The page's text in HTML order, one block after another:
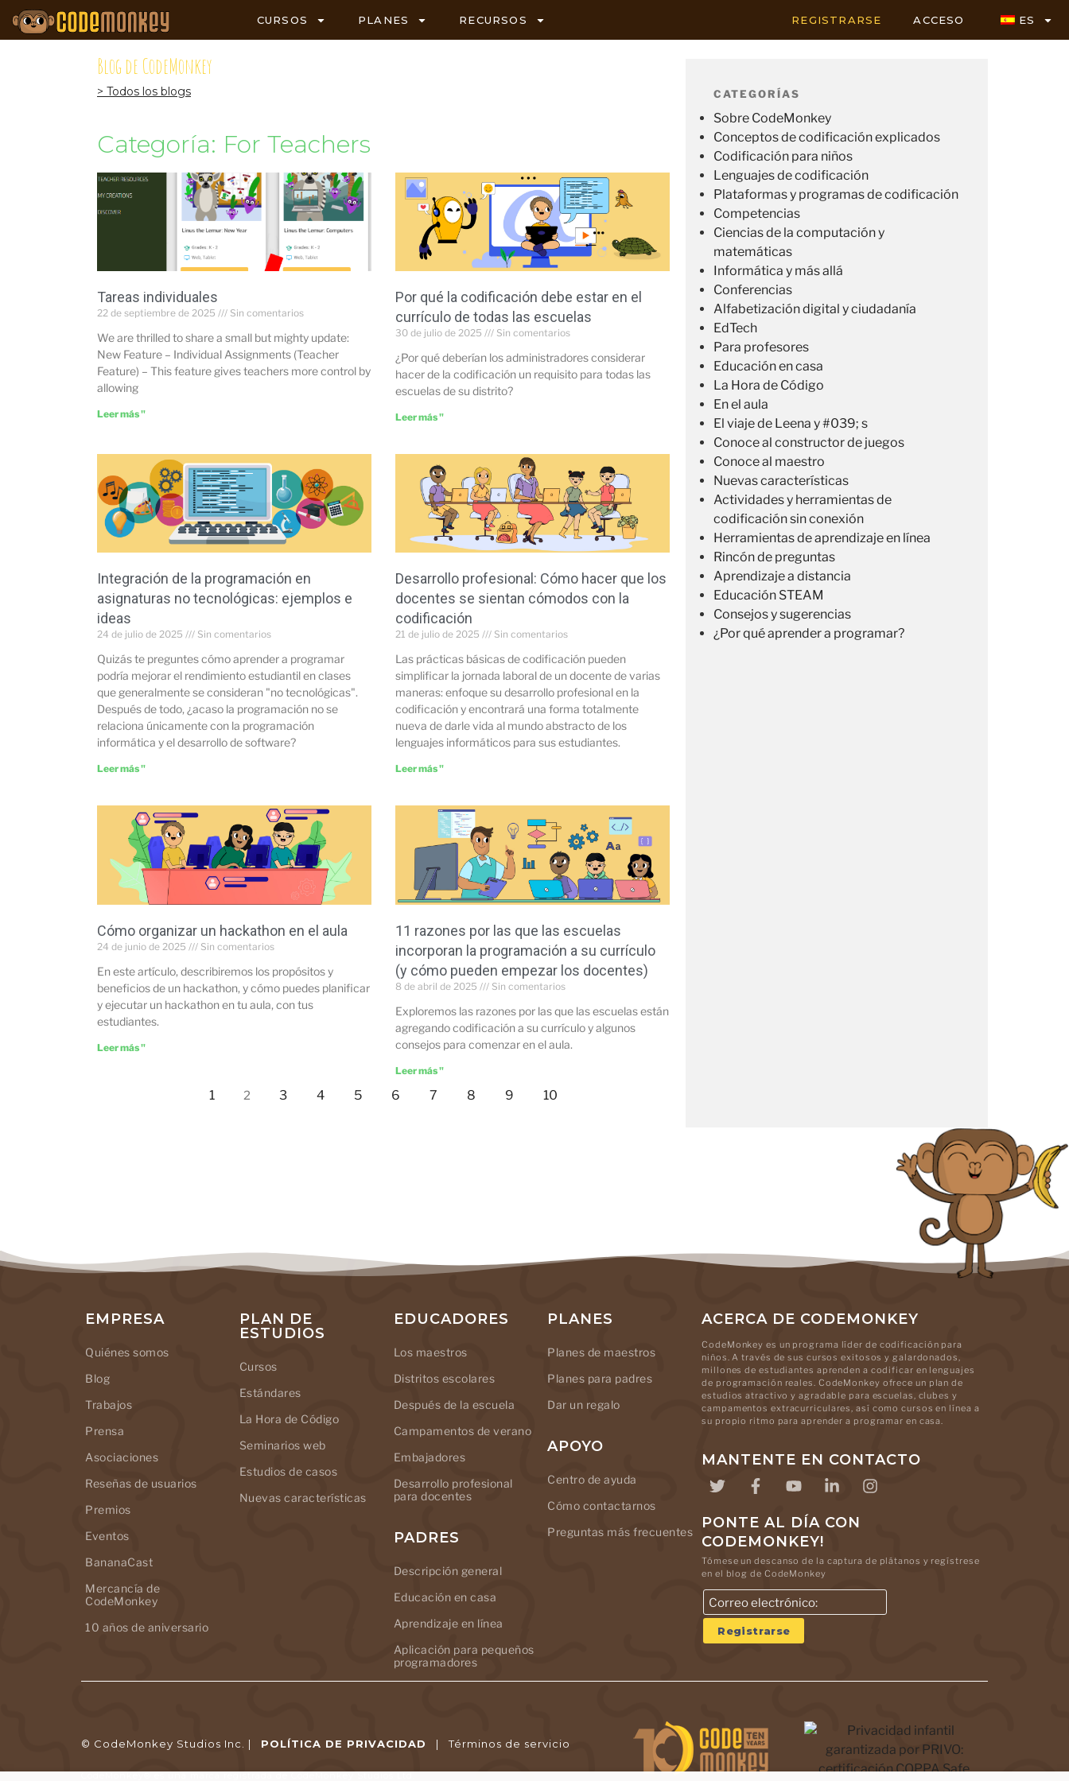
CURSOS PLANES RECURSOS REGISTRARSE ACCESO ES
Blog de CodeMonkey
> Todos los blogs
Categoría: For Teachers
Tareas individuales
22 de septiembre de 2025 Sin comentarios
We are thrilled to share a small but mighty update:
New Feature – Individual Assignments (Teacher
Feature) – This feature gives teachers more control by
allowing
Leer más "
Por qué la codificación debe estar en el
currículo de todas las escuelas
30 de julio de 2025 Sin comentarios
¿Por qué deberían los administradores considerar
hacer de la codificación un requisito para todas las
escuelas de su distrito?
Leer más "
Integración de la programación en
asignaturas no tecnológicas: ejemplos e
ideas
24 de julio de 2025 Sin comentarios
Quizás te preguntes cómo aprender a programar
podría mejorar el rendimiento estudiantil en clases
que generalmente se consideran "no tecnológicas".
Después de todo, ¿acaso la programación no se
relaciona únicamente con la programación
informática y el desarrollo de software?
Leer más "
Desarrollo profesional: Cómo hacer que los
docentes se sientan cómodos con la
codificación
21 de julio de 2025 Sin comentarios
Las prácticas básicas de codificación pueden
simplificar la jornada laboral de un docente de varias
maneras: enfoque su desarrollo profesional en la
codificación y encontrará una forma totalmente
nueva de darle vida al mundo abstracto de los
lenguajes informáticos para sus estudiantes.
Leer más "
Cómo organizar un hackathon en el aula
24 de junio de 2025 Sin comentarios
En este artículo, describiremos los propósitos y
beneficios de un hackathon, y cómo puedes planificar
y ejecutar un hackathon en tu aula, con tus
estudiantes.
Leer más "
11 razones por las que las escuelas
incorporan la programación a su currículo
(y cómo pueden empezar los docentes)
8 de abril de 2025 Sin comentarios
Exploremos las razones por las que las escuelas están
agregando codificación a su currículo y algunos
consejos para comenzar en el aula.
Leer más "
1 2 3 4 5 6 7 8 9 10
CATEGORÍAS
Sobre CodeMonkey
Conceptos de codificación explicados
Codificación para niños
Lenguajes de codificación
Plataformas y programas de codificación
Competencias
Ciencias de la computación y
matemáticas
Informática y más allá
Conferencias
Alfabetización digital y ciudadanía
EdTech
Para profesores
Educación en casa
La Hora de Código
En el aula
El viaje de Leena y #039; s
Conoce al constructor de juegos
Conoce al maestro
Nuevas características
Actividades y herramientas de
codificación sin conexión
Herramientas de aprendizaje en línea
Rincón de preguntas
Aprendizaje a distancia
Educación STEAM
Consejos y sugerencias
¿Por qué aprender a programar?
EMPRESA
Quiénes somos
Blog
Trabajos
Prensa
Asociaciones
Reseñas de usuarios
Premios
Eventos
BananaCast
Mercancía de
CodeMonkey
10 años de aniversario
PLAN DE
ESTUDIOS
Cursos
Estándares
La Hora de Código
Seminarios web
Estudios de casos
Nuevas características
EDUCADORES
Los maestros
Distritos escolares
Después de la escuela
Campamentos de verano
Embajadores
Desarrollo profesional
para docentes
PADRES
Descripción general
Educación en casa
Aprendizaje en línea
Aplicación para pequeños
programadores
PLANES
Planes de maestros
Planes para padres
Dar un regalo
APOYO
Centro de ayuda
Cómo contactarnos
Preguntas más frecuentes
ACERCA DE CODEMONKEY
CodeMonkey es un programa líder de codificación para
niños. A través de sus cursos exitosos y galardonados,
millones de estudiantes aprenden a codificar en lenguajes
de programación reales. CodeMonkey ofrece un plan de
estudios atractivo y agradable para escuelas, clubes y
campamentos extracurriculares, así como cursos en línea a
su propio ritmo para aprender a programar en casa.
MANTENTE EN CONTACTO
PONTE AL DÍA CON
CODEMONKEY!
Tómese un descanso de la captura de plátanos y regístrese
en el blog de CodeMonkey
© CodeMonkey Studios Inc. | POLÍTICA DE PRIVACIDAD |Términos de servicio